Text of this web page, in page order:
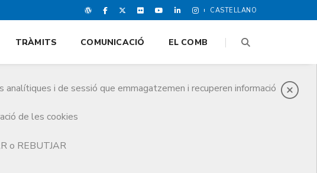
CASTELLANO
i de sessió que emmagatzemen i recuperen informació
de les cookies
o REBUTJAR
TRÀMITS COMUNICACIÓ EL COMB